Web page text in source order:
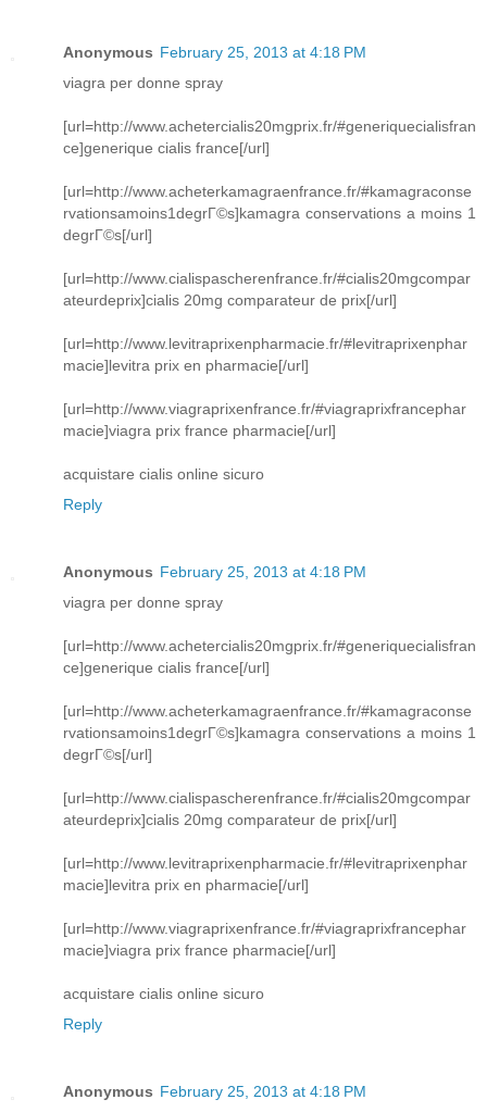
Anonymous February 25, 2013 at 4:18 PM
viagra per donne spray
[url=http://www.achetercialis20mgprix.fr/#generiquecialisfran
ce]generique cialis france[/url]
[url=http://www.acheterkamagraenfrance.fr/#kamagraconse
rvationsamoins1degrГ©s]kamagra conservations a moins 1
degrГ©s[/url]
[url=http://www.cialispascherenfrance.fr/#cialis20mgcompar
ateurdeprix]cialis 20mg comparateur de prix[/url]
[url=http://www.levitraprixenpharmacie.fr/#levitraprixenphar
macie]levitra prix en pharmacie[/url]
[url=http://www.viagraprixenfrance.fr/#viagraprixfrancephar
macie]viagra prix france pharmacie[/url]
acquistare cialis online sicuro
Reply
Anonymous February 25, 2013 at 4:18 PM
viagra per donne spray
[url=http://www.achetercialis20mgprix.fr/#generiquecialisfran
ce]generique cialis france[/url]
[url=http://www.acheterkamagraenfrance.fr/#kamagraconse
rvationsamoins1degrГ©s]kamagra conservations a moins 1
degrГ©s[/url]
[url=http://www.cialispascherenfrance.fr/#cialis20mgcompar
ateurdeprix]cialis 20mg comparateur de prix[/url]
[url=http://www.levitraprixenpharmacie.fr/#levitraprixenphar
macie]levitra prix en pharmacie[/url]
[url=http://www.viagraprixenfrance.fr/#viagraprixfrancephar
macie]viagra prix france pharmacie[/url]
acquistare cialis online sicuro
Reply
Anonymous February 25, 2013 at 4:18 PM